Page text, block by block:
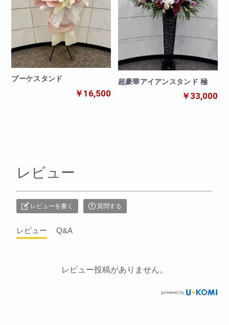
ブーケスタンド
￥16,500
超豪華アイアンスタンド 極
￥33,000
レビュー
レビューを書く 質問する
レビュー Q&A
レビュー投稿がありません。